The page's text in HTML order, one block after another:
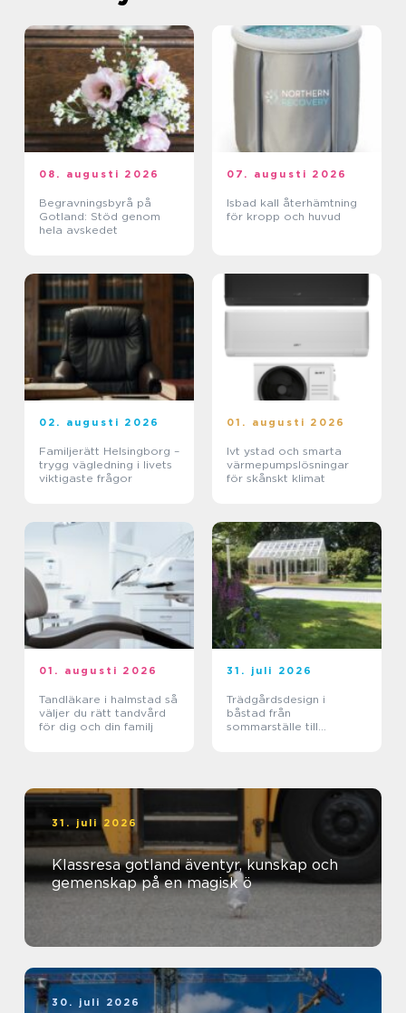
08. augusti 2026
Begravningsbyrå på
Gotland: Stöd genom
hela avskedet
07. augusti 2026
Isbad kall återhämtning
för kropp och huvud
02. augusti 2026
Familjerätt Helsingborg –
trygg vägledning i livets
viktigaste frågor
01. augusti 2026
Ivt ystad och smarta
värmepumpslösningar
för skånskt klimat
01. augusti 2026
Tandläkare i halmstad så
väljer du rätt tandvård
för dig och din familj
31. juli 2026
Trädgårdsdesign i
båstad från
sommarställe till
31. juli 2026
Klassresa gotland äventyr, kunskap och
gemenskap på en magisk ö
30. juli 2026